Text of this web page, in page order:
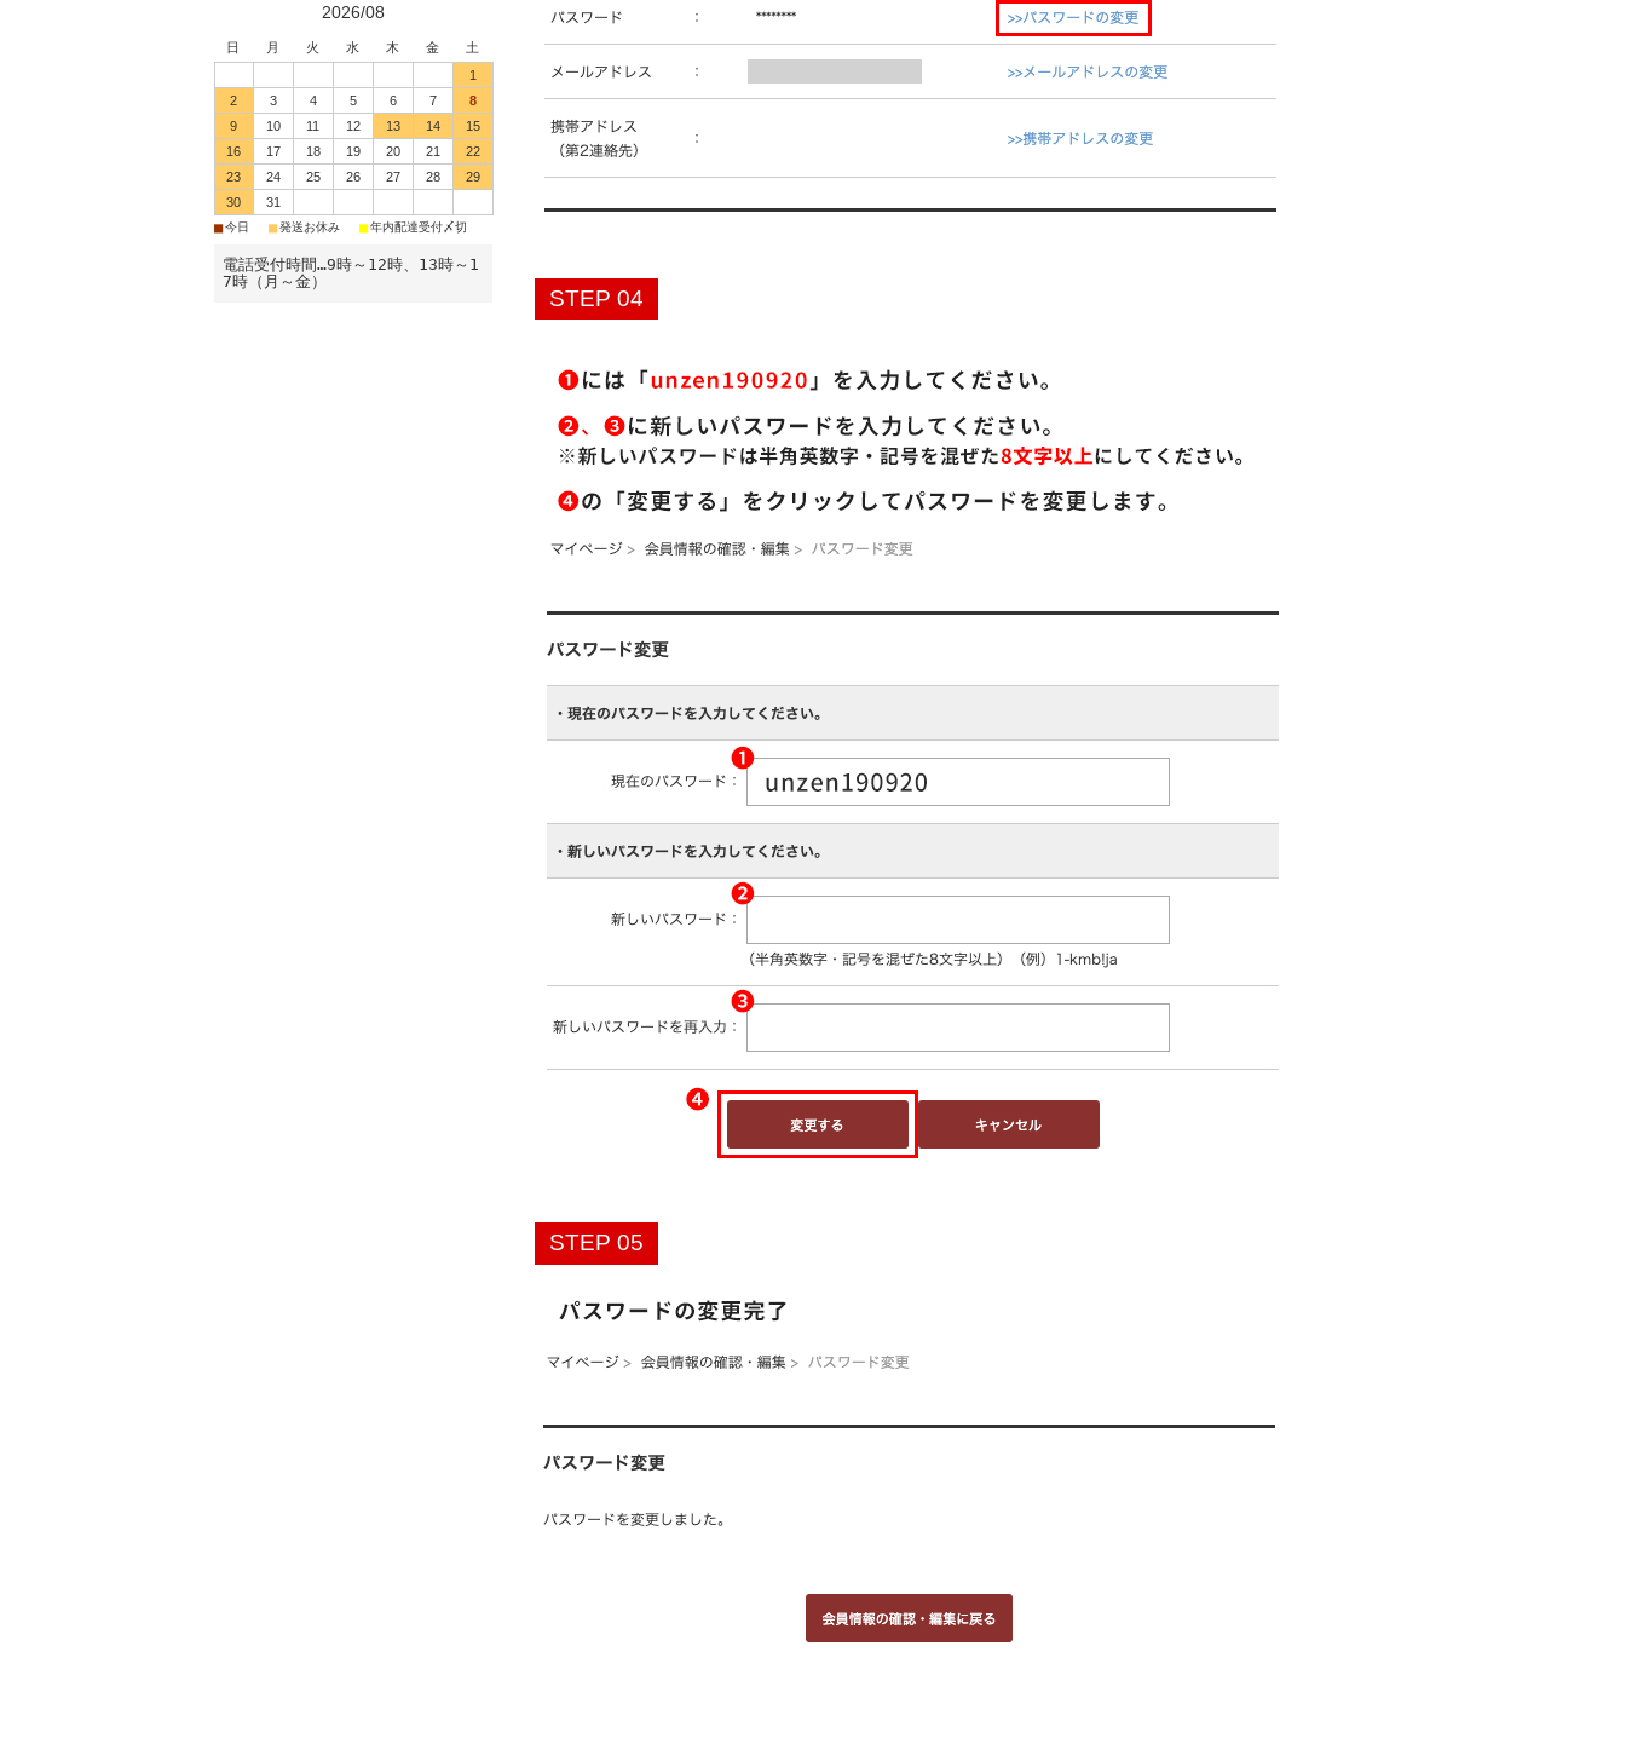
STEP 04
STEP 05
2026/08
日 月 火 水 木 金
土
1
2
3 4 5 6 7
8
9
10 11 12 13 14
15
16
17 18 19 20 21
22
23
24 25 26 27 28
29
30
31
■ 今日 ■ 発送お休み ■ 年内配達受付〆切
電話受付時間…9時～12時、13時～1
7時（月～金）